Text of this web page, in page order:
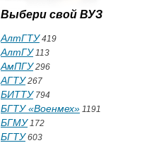
Выбери свой ВУЗ
АлтГТУ419
АлтГУ113
АмПГУ296
АГТУ267
БИТТУ794
БГТУ «Военмех» 1191
БГМУ172
БГТУ603